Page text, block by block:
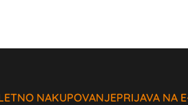
NAKUPOVANJEPRIJAVA NA